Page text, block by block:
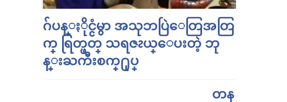
ဂ်ပန္ႏိုင္ငံမွာ အသုဘပြဲေတြအတြ
က္ ရြတ္ဖတ္ သရဇၩယ္ေပးတဲ့ ဘု
န္းႀကီးစက္႐ုပ္
တန